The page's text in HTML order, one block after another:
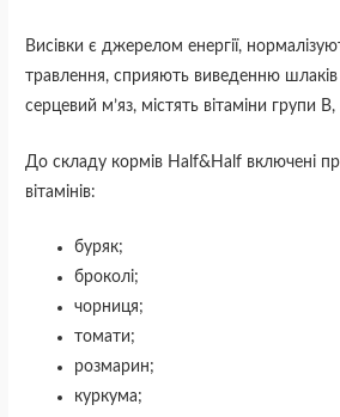
Висівки є джерелом енергії,
травлення, сприяють виведенню шлаків
серцевий м’яз, містять вітаміни групи
До складу кормів Half&Half включені
вітамінів:
буряк;
броколі;
чорниця;
томати;
розмарин;
куркума;